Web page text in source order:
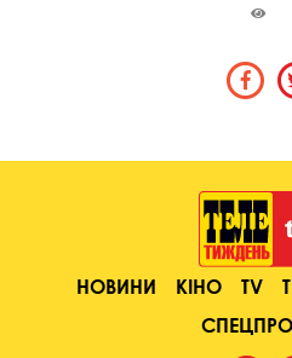
НОВИНИ КІНО TV